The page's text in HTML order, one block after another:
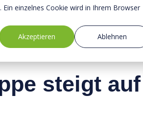
einzelnes Cookie wird in Ihrem Browser
Akzeptieren Ablehnen
steigt